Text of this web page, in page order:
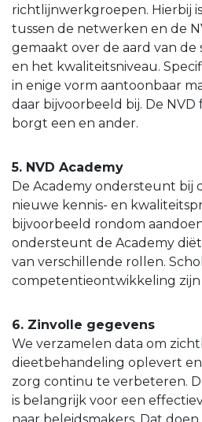
richtlijnwerkgroepen. Hierbij
tussen de netwerken en de
gemaakt over de aard van de
en het kwaliteitsniveau.
in enige vorm aantoonbaar
daar bijvoorbeeld bij. De NVD
borgt een en ander.
5. NVD Academy
De Academy ondersteunt bij
nieuwe kennis- en
bijvoorbeeld rondom
ondersteunt de Academy
van verschillende rollen.
competentieontwikkeling zijn
6. Zinvolle gegevens
We verzamelen data om
dieetbehandeling oplevert
zorg continu te verbeteren.
is belangrijk voor een